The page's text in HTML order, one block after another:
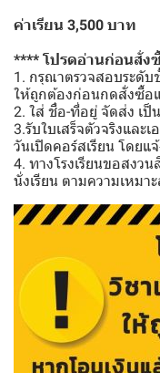
ค่าเรียน 3,500 บาท
**** โปรดอ่านก่อนสั่ง
1. กรุณาตรวจสอบระดับ
ให้ถูกต้องก่อนกดสั่งซื้อแ
2. ใส่ ชื่อ-ที่อยู่ จัดส่ง เป็
3.รับใบเสร็จตัวจริงและ
วันเปิดคอร์สเรียน โดย
4. ทางโรงเรียนขอสงว
นั่งเรียน ตามความเหมา